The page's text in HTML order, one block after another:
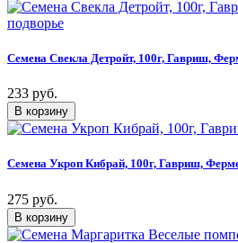
Семена Свекла Детройт, 100г, Гавриш,
233 руб.
Семена Укроп Кибрай, 100г, Гавриш,
275 руб.